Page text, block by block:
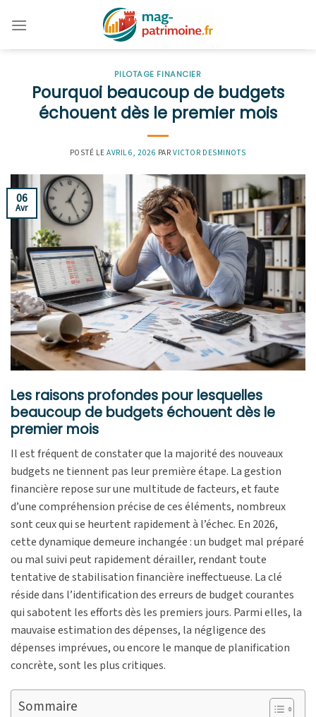
PILOTAGE FINANCIER
Pourquoi beaucoup de budgets
échouent dès le premier mois
POSTÉ LE AVRIL 6, 2026 PARVICTOR DESMINOTS
06
Avr
Les raisons profondes pour lesquelles
beaucoup de budgets échouent dès le
premier mois
Il est fréquent de constater que la majorité des nouveaux
budgets ne tiennent pas leur première étape. La gestion
financière repose sur une multitude de facteurs, et faute
d’une compréhension précise de ces éléments, nombreux
sont ceux qui se heurtent rapidement à l’échec. En 2026,
cette dynamique demeure inchangée : un budget mal préparé
ou mal suivi peut rapidement dérailler, rendant toute
tentative de stabilisation financière ineffectueuse. La clé
réside dans l’identification des erreurs de budget courantes
qui sabotent les efforts dès les premiers jours. Parmi elles, la
mauvaise estimation des dépenses, la négligence des
dépenses imprévues, ou encore le manque de planification
concrète, sont les plus critiques.
Sommaire